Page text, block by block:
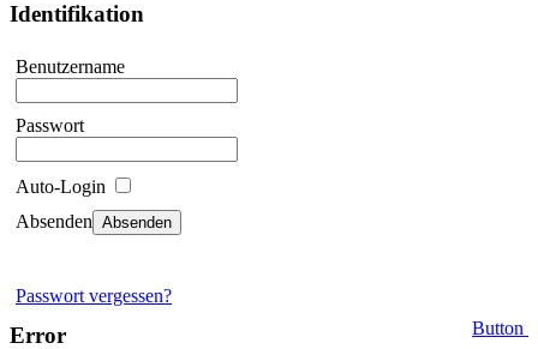
Identifikation
Benutzername
Passwort
Auto-Login
Absenden
Passwort vergessen?
Error Button